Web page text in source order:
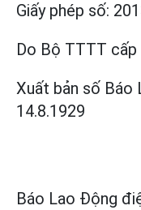
Giấy phép số:
Do Bộ TTTT cấp
Xuất bản số Báo
14.8.1929
Báo Lao Động